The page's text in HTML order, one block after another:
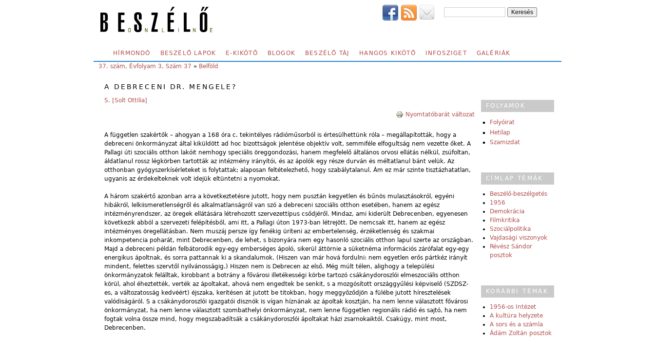
SECONDARY MENU
HÍRMONDÓ BESZÉLŐ LAPOK E-KIKÖTŐ BLOGOK BESZÉLŐ TÁJ HANGOS KIKÖTŐ INFOSZIGET GALÉRIÁK
YOU ARE HERE:
37. szám, Évfolyam 3, Szám 37 » Belföld
A DEBRECENI DR. MENGELE?
S. [Solt Ottilia]
Nyomtatóbarát változat
A független szakértők – ahogyan a 168 óra c. tekintélyes rádióműsorból is értesülhettünk róla – megállapították, hogy a
debreceni önkormányzat által kiküldött ad hoc bizottságok jelentése objektív volt, semmiféle elfogultság nem vezette őket. A
Pallagi úti szociális otthon lakóit nemhogy speciális öreggondozási, hanem megfelelő általános orvosi ellátás nélkül, zsúfoltan,
áldatlanul rossz légkörben tartották az intézmény irányítói, és az ápolók egy része durván és méltatlanul bánt velük. Az
otthonban gyógyszerkísérleteket is folytattak; alaposan feltételezhető, hogy szabálytalanul. Ám ez már szinte tisztázhatatlan,
ugyanis az érdekelteknek volt idejük eltüntetni a nyomokat.
A három szakértő azonban arra a következtetésre jutott, hogy nem pusztán kegyetlen és bűnös mulasztásokról, egyéni
hibákról, lelkiismeretlenségről és alkalmatlanságról van szó a debreceni szociális otthon esetében, hanem az egész
intézményrendszer, az öregek ellátására létrehozott szervezettípus csődjéről. Mindaz, ami kiderült Debrecenben, egyenesen
következik abból a szervezeti felépítésből, ami itt, a Pallagi úton 1973-ban létrejött. De nemcsak itt, hanem az egész
intézményes öregellátásban. Nem muszáj persze így fenékig üríteni az embertelenség, érzéketlenség és szakmai
inkompetencia poharát, mint Debrecenben, de lehet, s bizonyára nem egy hasonló szociális otthon lapul szerte az országban.
Majd a debreceni példán felbátorodik egy-egy emberséges ápoló, sikerül áttörnie a süketnéma információs zárófalat egy-egy
energikus ápoltnak, és sorra pattannak ki a skandalumok. (Hiszen van már hová fordulni: nem egyetlen erős pártkéz irányít
mindent, felettes szervtől nyilvánosságig.) Hiszen nem is Debrecen az első. Még múlt télen, alighogy a települési
önkormányzatok felálltak, kirobbant a botrány a fővárosi illetékességi körbe tartozó csákánydoroszlói elmeszociális otthon
körül, ahol éheztették, verték az ápoltakat, ahová nem engedtek be senkit, s a mozgósított országgyűlési képviselő (SZDSZ-
es, a változatosság kedvéért) éjszaka, kerítésen át jutott be titokban, hogy meggyőződjön a fülébe jutott híresztelések
valódiságáról. S a csákánydoroszlói igazgatói disznók is vígan híznának az ápoltak kosztján, ha nem lenne választott fővárosi
önkormányzat, ha nem lenne választott szombathelyi önkormányzat, nem lenne független regionális rádió és sajtó, ha nem
fogtak volna össze mind, hogy megszabadítsák a csákánydoroszlói ápoltakat házi zsarnokaiktól. Csakúgy, mint most,
Debrecenben.
FOLYAMOK
Folyóirat
Hetilap
Szamizdat
CÍMLAP TÉMÁK
Beszélő-beszélgetés
1956
Demokrácia
Filmkritika
Szociálpolitika
Vajdasági viszonyok
Révész Sándor
posztok
KORÁBBI TÉMÁK
1956-os Intézet
A kultúra helyzete
A sors és a számla
Ádám Zoltán posztok